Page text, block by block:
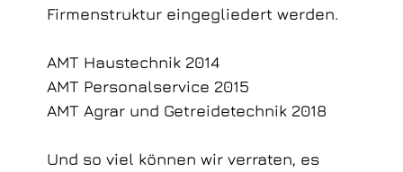
Firmenstruktur eingegliedert werden.
AMT Haustechnik 2014
AMT Personalservice 2015
AMT Agrar und Getreidetechnik 2018
Und so viel können wir verraten, es